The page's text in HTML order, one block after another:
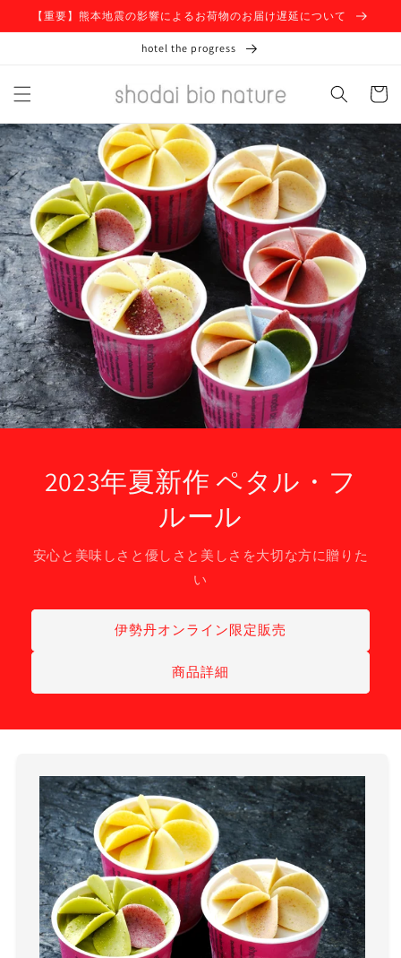
ンツに
進む
【重要】熊本地震の影響によるお荷物のお届け遅延について
hotel the progress
ー
2023年夏新作 ペタル・フ
ルール
安心と美味しさと優しさと美しさを大切な方に贈りた
い
伊勢丹オンライン限定販売
商品詳細